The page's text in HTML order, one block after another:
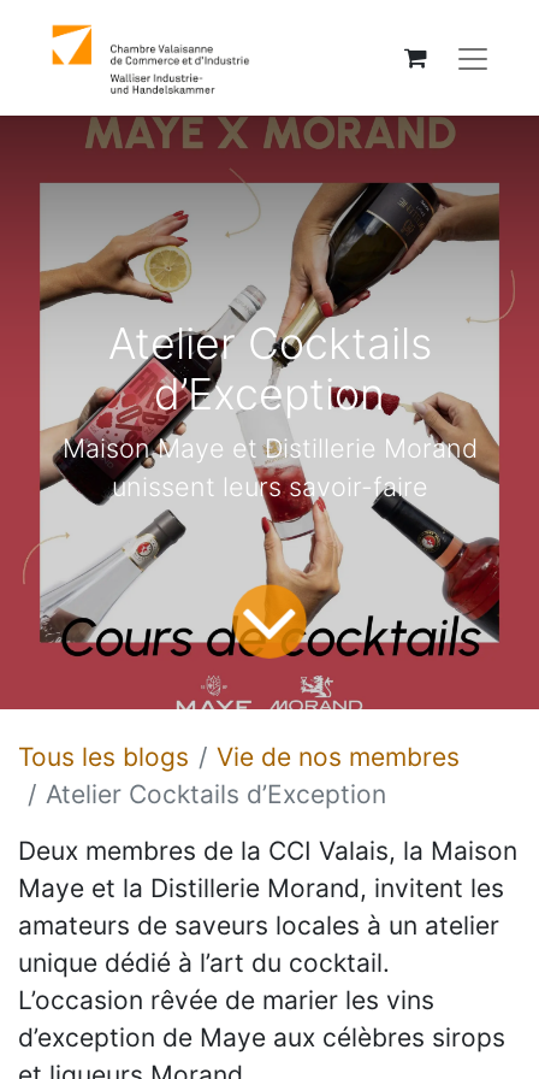
Atelier Cocktails
d’Exception
Maison Maye et Distillerie Morand
unissent leurs savoir-faire
Tous les blogs
Vie de nos membres
Atelier Cocktails d’Exception
Deux membres de la CCI Valais, la Maison
Maye et la Distillerie Morand, invitent les
amateurs de saveurs locales à un atelier
unique dédié à l’art du cocktail.
L’occasion rêvée de marier les vins
d’exception de Maye aux célèbres sirops